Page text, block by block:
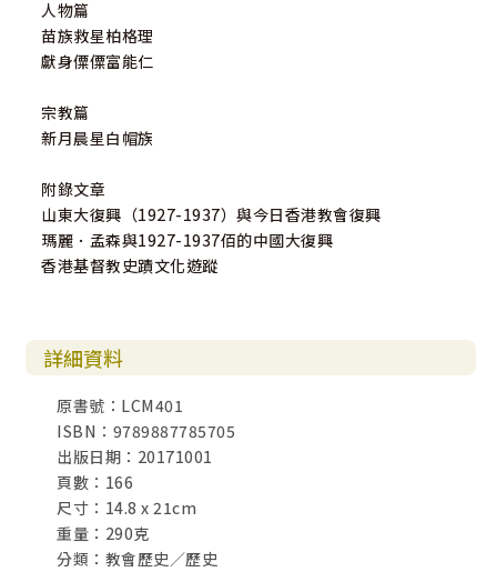
人物篇
苗族救星柏格理
獻身僳僳富能仁
宗教篇
新月晨星白帽族
附錄文章
山東大復興（1927-1937）與今日香港教會復興
瑪麗．孟森與1927-1937佰的中國大復興
香港基督教史蹟文化遊蹤
詳細資料
原書號：LCM401
ISBN：9789887785705
出版日期：20171001
頁數：166
尺寸：14.8 x 21cm
重量：290克
分類：教會歷史／歷史